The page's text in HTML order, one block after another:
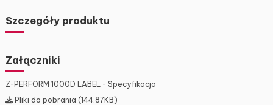
Szczegóły produktu
Załączniki
Z-PERFORM 1000D LABEL - Specyfikacja
Pliki do pobrania (144.87KB)